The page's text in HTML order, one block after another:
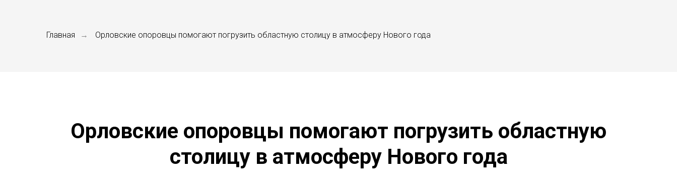
Главная → Орловские опоровцы помогают погрузить областную столицу в атмосферу Нового года
Орловские опоровцы помогают погрузить областную
столицу в атмосферу Нового года